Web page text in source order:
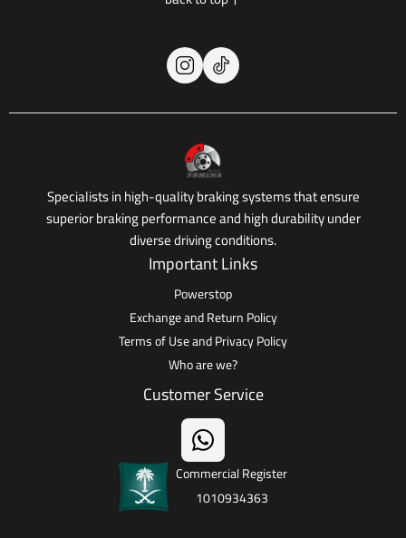
Specialists in high-quality braking systems that ensure
superior braking performance and high durability under
diverse driving conditions.
Important Links
Powerstop
Exchange and Return Policy
Terms of Use and Privacy Policy
Who are we?
Customer Service
Commercial Register
1010934363